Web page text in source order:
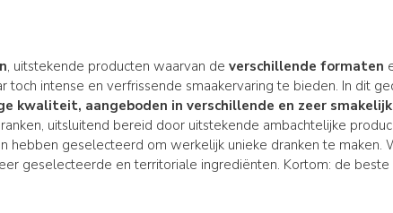
, uitstekende producten waarvan deverschillende formaten
toch intense en verfrissende smaakervaring te bieden. In dit
kwaliteit, aangeboden inverschillende en zeer
uitsluitend bereid door uitstekende ambachtelijke
hebben geselecteerd om werkelijk unieke dranken te maken.
geselecteerde en territoriale ingrediënten. Kortom: de